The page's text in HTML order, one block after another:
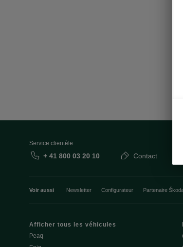
Service clientèle
+ 41 800 03 20 10 Contact
Voir aussi Newsletter Configurateur Partenaire
Afficher tous les véhicules
Peaq